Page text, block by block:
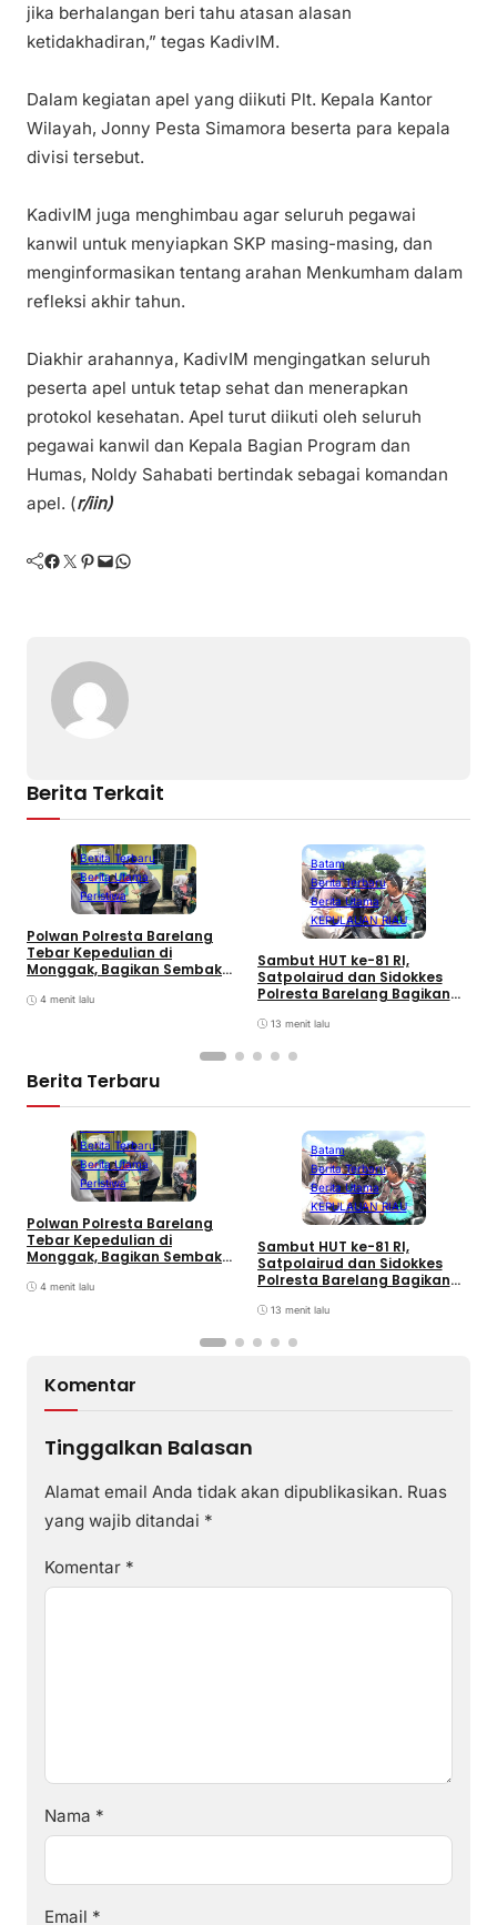
jika berhalangan beri tahu atasan alasan
ketidakhadiran,” tegas KadivIM.
Dalam kegiatan apel yang diikuti Plt. Kepala Kantor
Wilayah, Jonny Pesta Simamora beserta para kepala
divisi tersebut.
KadivIM juga menghimbau agar seluruh pegawai
kanwil untuk menyiapkan SKP masing-masing, dan
menginformasikan tentang arahan Menkumham dalam
refleksi akhir tahun.
Diakhir arahannya, KadivIM mengingatkan seluruh
peserta apel untuk tetap sehat dan menerapkan
protokol kesehatan. Apel turut diikuti oleh seluruh
pegawai kanwil dan Kepala Bagian Program dan
Humas, Noldy Sahabati bertindak sebagai komandan
apel. (r/iin)
Facebook Twitter Pinterest Mail WhatsApp
Berita Terkait
Berita Terbaru
Berita Utama
Peristiwa
Polwan Polresta Barelang
Tebar Kepedulian di
Monggak, Bagikan Sembako
4 menit lalu
Batam
Berita Terbaru
Berita Utama
KEPULAUAN RIAU
Sambut HUT ke-81 RI,
Satpolairud dan Sidokkes
Polresta Barelang Bagikan
Putih
13 menit lalu
Berita Terbaru
Berita Terbaru
Berita Utama
Peristiwa
Polwan Polresta Barelang
Tebar Kepedulian di
Monggak, Bagikan Sembako
4 menit lalu
Batam
Berita Terbaru
Berita Utama
KEPULAUAN RIAU
Sambut HUT ke-81 RI,
Satpolairud dan Sidokkes
Polresta Barelang Bagikan
Putih
13 menit lalu
Komentar
Tinggalkan Balasan
Alamat email Anda tidak akan dipublikasikan. Ruas
yang wajib ditandai *
Komentar *
Nama *
Email *